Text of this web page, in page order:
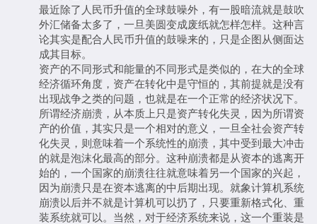
最近除了人民币升值的全球鼓噪外，有一股暗流就是鼓吹
外汇储备太多了，一旦美圆变成废纸就怎样怎样。这种言
论其实是配合人民币升值的鼓噪来的，只是企图从侧面达
成其目标。
资产的不同形式和能量的不同形式是类似的，在大的全球
经济循环角度，资产在转化中是守恒的，其前提就是没有
出现战争之类的问题，也就是在一个正常的经济状况下。
所谓经济崩溃，从本质上只是资产转化失灵，因为所谓资
产的价值，其实只是一个相对的意义，一旦全社会资产转
化失灵，则意味着一个系统性的崩溃，其中受到最大冲击
的就是泡沫化最高的部分。这种崩溃都是从资本的逃离开
始的，一个国家的崩溃往往就意味着另一个国家的兴起，
因为崩溃只是在资本逃离的中后期出现。就象计算机系统
崩溃以后并不就是计算机可以扔了，只要重新格式化、重
装系统就可以。当然，对于经济系统来说，这一个重装是